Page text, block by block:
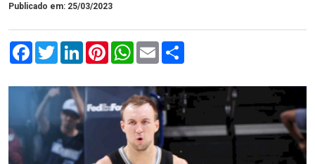
Publicado em: 25/03/2023
FacebookTwitterLinkedInPinterestWhatsApp
Email